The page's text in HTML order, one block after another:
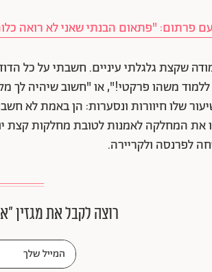
פרתום: "פתאום הבנתי שאני לא רואה
שקצת גלגלתי עיניים. חשבתי על כל
ללמוד משהו פרקטי!", או "חשוב שיהיה לך
שלו חיוורות ונסערות: הן באמת לא
את המחלקה לאמנות לטובת מחלקות קצת
לפרנסה ולקריירה.
רוצה לקבל את מגזין